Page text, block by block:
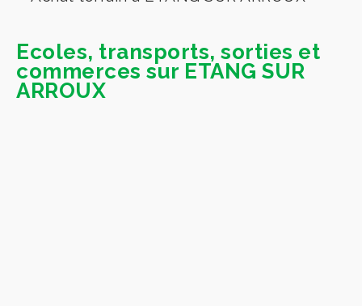
Ecoles, transports, sorties et
commerces sur ETANG SUR
ARROUX